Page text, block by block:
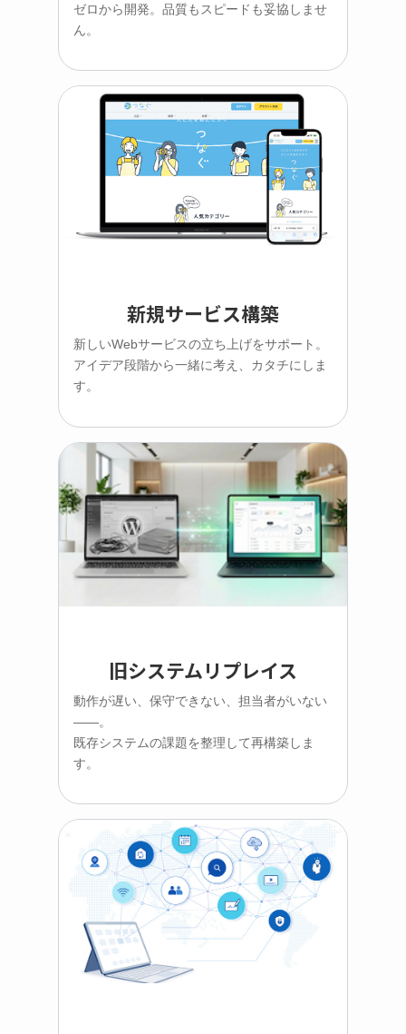
ゼロから開発。品質もスピードも妥協しませ
ん。
新規サービス構築
新しいWebサービスの立ち上げをサポート。
アイデア段階から一緒に考え、カタチにしま
す。
旧システムリプレイス
動作が遅い、保守できない、担当者がいない
――。
既存システムの課題を整理して再構築しま
す。